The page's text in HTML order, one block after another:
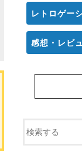
レトロゲー
感想・レビ